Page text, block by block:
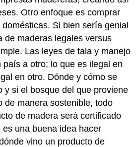
Otro enfoque es comprar
Si bien sería genial
de maderas legales versus
Las leyes de tala y manejo
a otro; lo que es ilegal en
en otro. Dónde y cómo se
y si el bosque del que proviene
de manera sostenible, todo
de madera será certificado
una buena idea hacer
vino un producto de